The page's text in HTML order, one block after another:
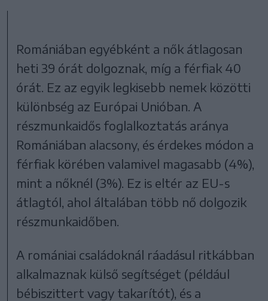
Romániában egyébként a nők átlagosan
heti 39 órát dolgoznak, míg a férfiak 40
órát. Ez az egyik legkisebb nemek közötti
különbség az Európai Unióban. ​A
részmunkaidős foglalkoztatás aránya
Romániában alacsony, és érdekes módon a
férfiak körében valamivel magasabb (4%),
mint a nőknél (3%). Ez is eltér az EU-s
átlagtól, ahol általában több nő dolgozik
részmunkaidőben.
A romániai családoknál ráadásul ritkábban
alkalmaznak külső segítséget (például
bébiszittert vagy takarítót), és a